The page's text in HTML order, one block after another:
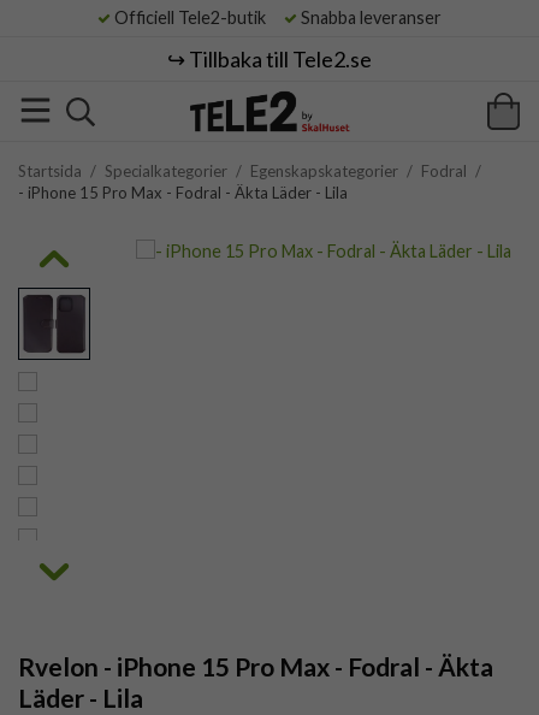
Officiell Tele2-butik Snabba leveranser
↪️ Tillbaka till Tele2.se
Startsida / Specialkategorier / Egenskapskategorier / Fodral /
- iPhone 15 Pro Max - Fodral - Äkta Läder - Lila
Rvelon - iPhone 15 Pro Max - Fodral - Äkta
Läder - Lila